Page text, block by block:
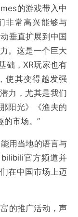
的游戏带入中
非常高兴能够与
垂直扩展到中国
。这是一个巨大
础，XR玩家也有
使其变得越发强
力，尤其是我们
阳光》《渔夫的
的市场。”
用当地的语言与
官方频道并
在中国市场上迈
的推广活动，声